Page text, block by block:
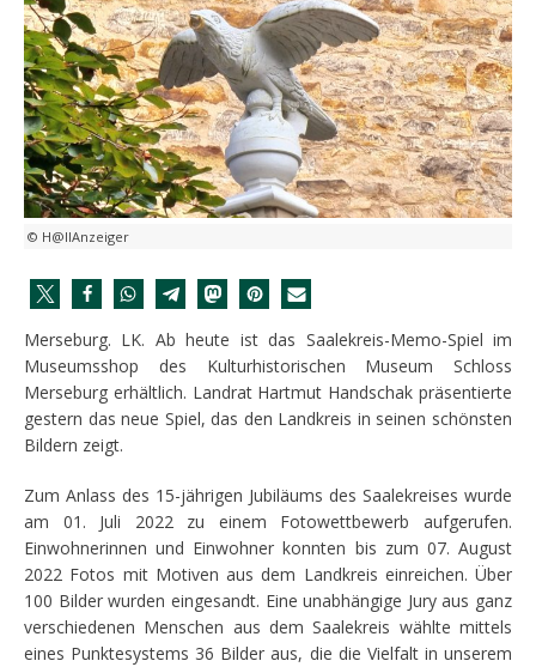
© H@llAnzeiger
Merseburg. LK. Ab heute ist das Saalekreis-Memo-Spiel im
Museumsshop des Kulturhistorischen Museum Schloss
Merseburg erhältlich. Landrat Hartmut Handschak präsentierte
gestern das neue Spiel, das den Landkreis in seinen schönsten
Bildern zeigt.
Zum Anlass des 15-jährigen Jubiläums des Saalekreises wurde
am 01. Juli 2022 zu einem Fotowettbewerb aufgerufen.
Einwohnerinnen und Einwohner konnten bis zum 07. August
2022 Fotos mit Motiven aus dem Landkreis einreichen. Über
100 Bilder wurden eingesandt. Eine unabhängige Jury aus ganz
verschiedenen Menschen aus dem Saalekreis wählte mittels
eines Punktesystems 36 Bilder aus, die die Vielfalt in unserem